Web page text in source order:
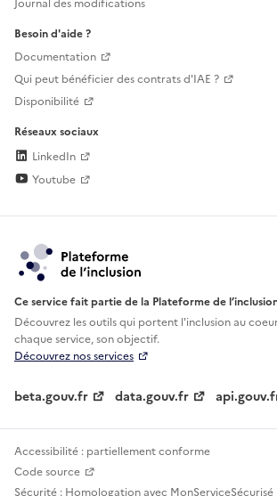
Journal des modifications
Besoin d'aide ?
Documentation
Qui peut bénéficier des contrats d'IAE ?
Disponibilité
Réseaux sociaux
LinkedIn
Youtube
Ce service fait partie de la Plateforme de
Découvrez les outils qui portent l'inclusion au
chaque service, son objectif.
Découvrez nos services
beta.gouv.fr data.gouv.fr
Accessibilité : partiellement conforme
Code source
Sécurité : Homologation avec MonServiceSécurisé